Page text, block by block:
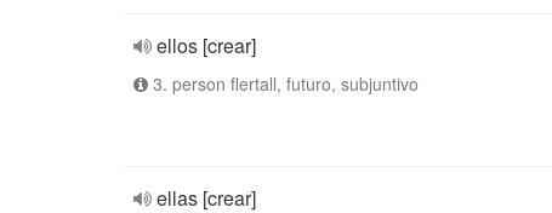
ellos [crear]
3. person flertall, futuro, subjuntivo
ellas [crear]